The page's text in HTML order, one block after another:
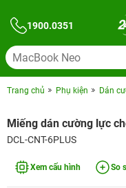
1900.0351
Trang chủ Phụ kiện Dán
Miếng dán cường lực
DCL-CNT-6PLUS
Xem cấu hình So